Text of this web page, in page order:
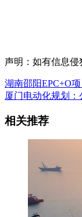
声明：如有信息侵
湖南邵阳EPC+O
厦门电动化规划
相关推荐